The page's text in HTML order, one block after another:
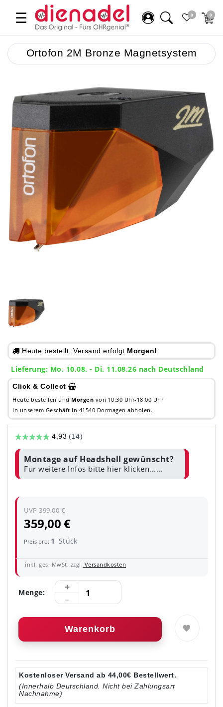
☰ 0 0
Ortofon 2M Bronze Magnetsystem
Heute bestellt, Versand erfolgt Morgen!
Lieferung: Mo. 10.08. - Di. 11.08.26 nach Deutschland
Click & Collect
Heute bestellen und Morgen von 10:30 Uhr-18:00 Uhr
in unserem Geschäft in 41540 Dormagen abholen.
Montage auf Headshell gewünscht?
Für weitere Infos bitte hier klicken......
UVP 399,00 €
359,00 €
Preis pro: 1 Stück
inkl. ges. MwSt. zzgl. Versandkosten
Menge:
Warenkorb
Kostenloser Versand ab 44,00€ Bestellwert.
(Innerhalb Deutschland. Nicht bei Zahlungsart
Nachnahme)